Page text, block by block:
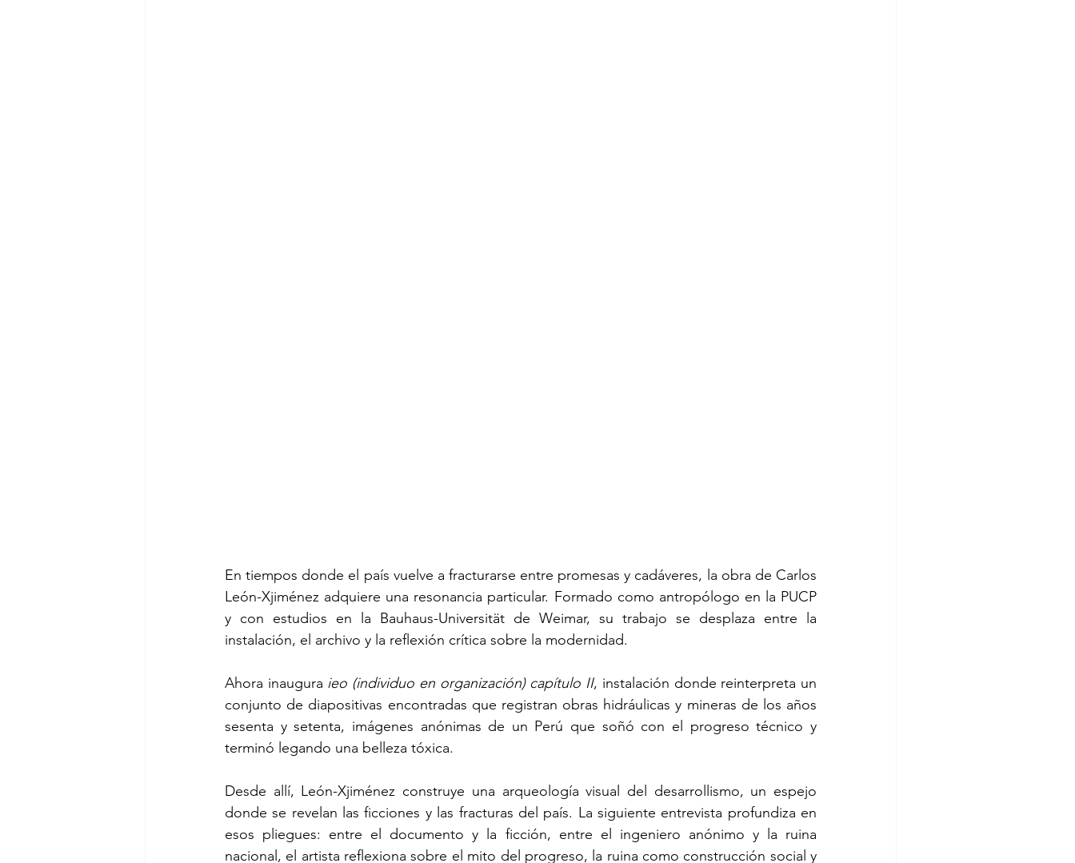
En tiempos donde el país vuelve a fracturarse entre promesas y cadáveres, la obra de Carlos
León-Xjiménez adquiere una resonancia particular. Formado como antropólogo en la PUCP
y con estudios en la Bauhaus-Universität de Weimar, su trabajo se desplaza entre la
instalación, el archivo y la reflexión crítica sobre la modernidad.
Ahora inaugura ieo (individuo en organización) capítulo II, instalación donde reinterpreta un
conjunto de diapositivas encontradas que registran obras hidráulicas y mineras de los años
sesenta y setenta, imágenes anónimas de un Perú que soñó con el progreso técnico y
terminó legando una belleza tóxica.
Desde allí, León-Xjiménez construye una arqueología visual del desarrollismo, un espejo
donde se revelan las ficciones y las fracturas del país. La siguiente entrevista profundiza en
esos pliegues: entre el documento y la ficción, entre el ingeniero anónimo y la ruina
nacional, el artista reflexiona sobre el mito del progreso, la ruina como construcción social y